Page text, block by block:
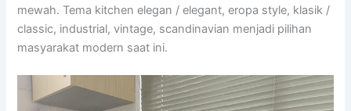
mewah. Tema kitchen elegan / elegant, eropa style, klasik /
classic, industrial, vintage, scandinavian menjadi pilihan
masyarakat modern saat ini.